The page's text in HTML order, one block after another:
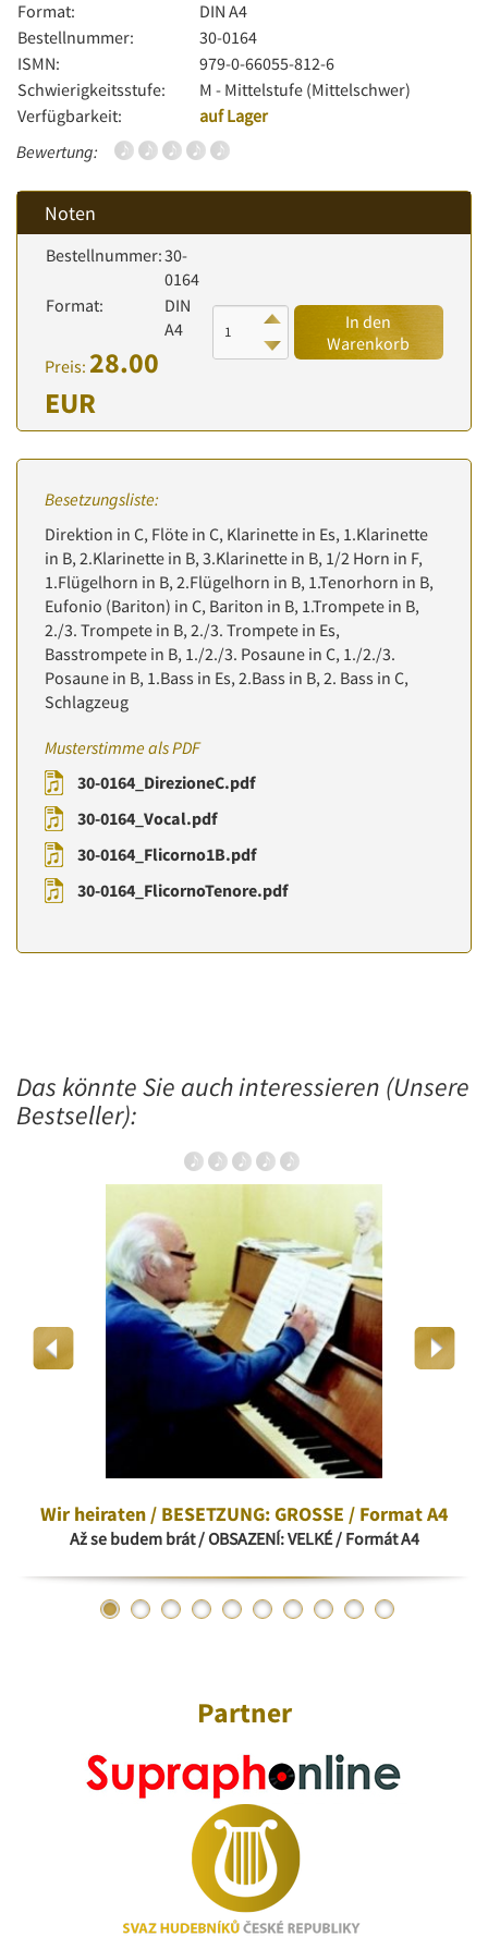
Format:
DIN A4
Bestellnummer:
30-0164
ISMN:
979-0-66055-812-6
Schwierigkeitsstufe:
M - Mittelstufe (Mittelschwer)
Verfügbarkeit:
auf Lager
Bewertung:
Noten
Bestellnummer:30-
0164
Format:
DIN
A4
Preis: 28.00
EUR
In den
Warenkorb
Besetzungsliste:
Direktion in C, Flöte in C, Klarinette in Es, 1.Klarinette
in B, 2.Klarinette in B, 3.Klarinette in B, 1/2 Horn in F,
1.Flügelhorn in B, 2.Flügelhorn in B, 1.Tenorhorn in B,
Eufonio (Bariton) in C, Bariton in B, 1.Trompete in B,
2./3. Trompete in B, 2./3. Trompete in Es,
Basstrompete in B, 1./2./3. Posaune in C, 1./2./3.
Posaune in B, 1.Bass in Es, 2.Bass in B, 2. Bass in C,
Schlagzeug
Musterstimme als PDF
30-0164_DirezioneC.pdf
30-0164_Vocal.pdf
30-0164_Flicorno1B.pdf
30-0164_FlicornoTenore.pdf
Das könnte Sie auch interessieren (Unsere
Bestseller):
Wir heiraten / BESETZUNG: GROSSE / Format A4
Až se budem brát / OBSAZENÍ: VELKÉ / Formát A4
Partner